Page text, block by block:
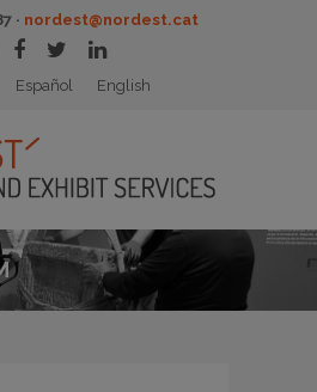
· nordest@nordest.cat
Español English